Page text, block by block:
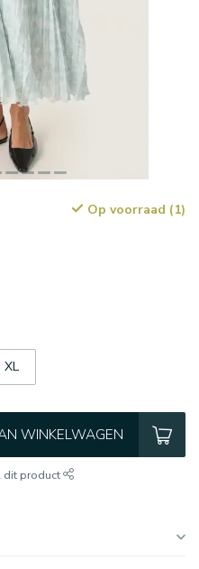
Op voorraad (1)
XL
WINKELWAGEN
dit product